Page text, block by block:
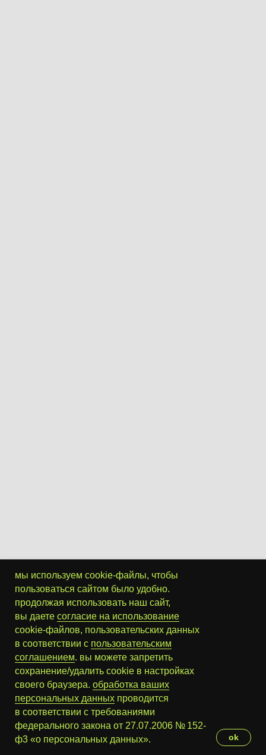
мы используем cookie-файлы, чтобы
пользоваться сайтом было удобно.
продолжая использовать наш сайт,
вы даете согласие на использование
coo kie-файлов, пользовательских данных
в соответствии с пользовательским
соглашением. вы можете запретить
сохранение/удалить cookie в настройках
своего браузера. обработка ваших
персональных данных проводится
в соответствии с требованиями
федерального закона от 27.07.2006 № 152-
ф3 «о персональных данных».
ok